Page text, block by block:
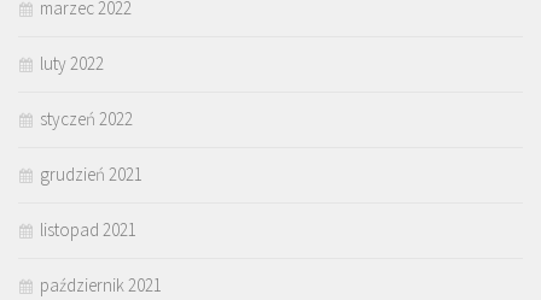
marzec 2022
luty 2022
styczeń 2022
grudzień 2021
listopad 2021
październik 2021